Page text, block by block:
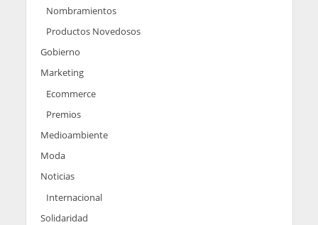
Nombramientos
Productos Novedosos
Gobierno
Marketing
Ecommerce
Premios
Medioambiente
Moda
Noticias
Internacional
Solidaridad